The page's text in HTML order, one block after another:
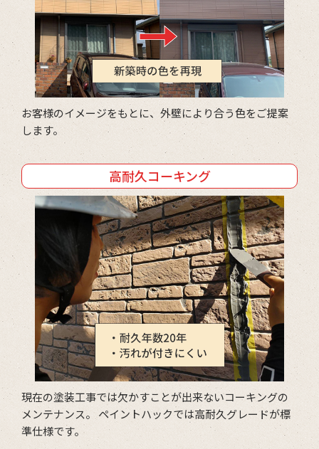
お客様のイメージをもとに、外壁により合う色をご提案
します。
高耐久コーキング
現在の塗装工事では欠かすことが出来ないコーキングの
メンテナンス。 ペイントハックでは高耐久グレードが標
準仕様です。